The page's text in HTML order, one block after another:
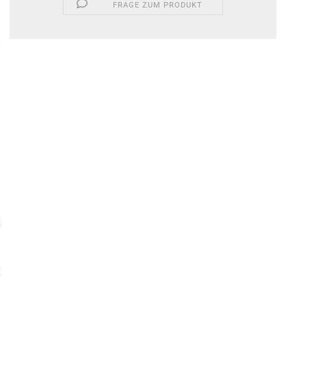
FRAGE ZUM PRODUKT